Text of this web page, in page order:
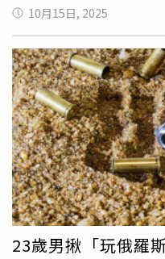
當人們越來越依賴AI來「
真誠的自我彼此交流、發
關係往往就是透過跨越這
他人建立連結沒有捷徑，
但是真正的交流仍然需要
代，追尋真愛可能比以往
工智慧的算法能替我們完
上線，那是1集很棒的節
的形式分享內容，「例如
眾對不同媒介的需求。儘
「自戀」，梅根仍堅持將
們有強大的支援，節目與
自主權。」她說。至於是
來幾年內可能會與大型品
活動的梅根，身穿烏拉圭
「Gabriela Hearst」的白
「Polene」的耳環，以及
公爵夫婦於2020年卸下王
發展。除了Netflix合約，
Secrets Act）》遭起訴，
2月間替中國蒐集國家安
（Crown Prosecution
從政府取得足以證明中國
的正式文件，因此無法繼
署長帕金森（Stephen
CPS曾「數月來」多次要
仍不足以支撐起訴。帕金
時，仍認為證據充分，但
必須能證明中國在涉案時
性門檻讓案件陷入僵局。
即使缺乏這項文件，案件
（Downing Street）堅稱
10月15日, 2025
23歲男揪「玩俄羅